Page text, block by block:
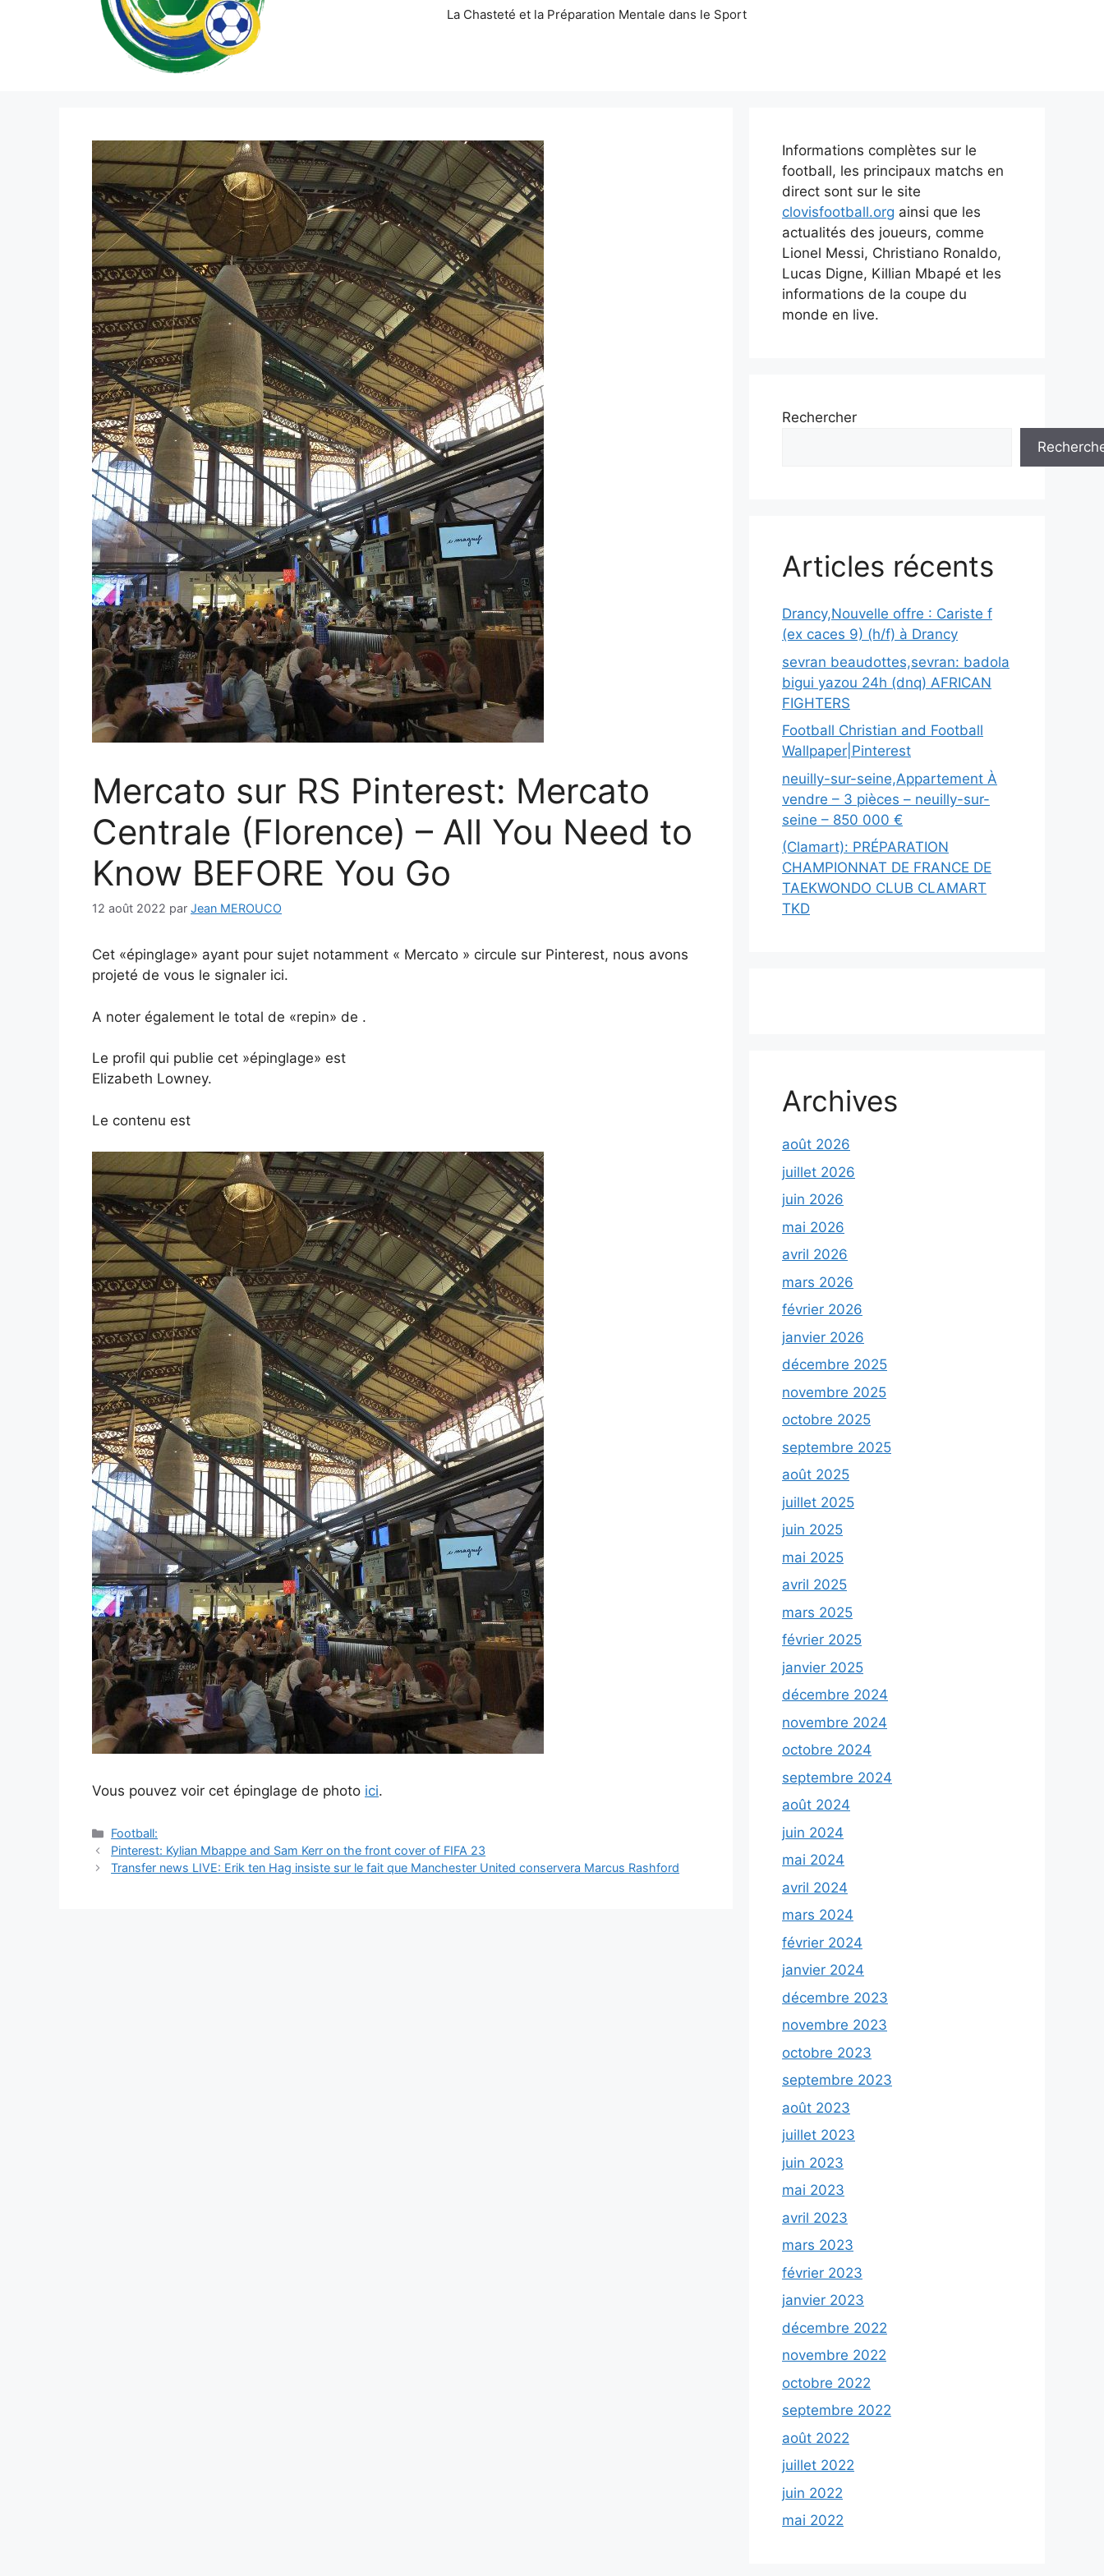
La Chasteté et la Préparation Mentale dans le Sport
Mercato sur RS Pinterest: Mercato
Centrale (Florence) – All You Need to
Know BEFORE You Go
12 août 2022 par Jean MEROUCO
Cet «épinglage» ayant pour sujet notamment « Mercato » circule sur Pinterest, nous avons
projeté de vous le signaler ici.
A noter également le total de «repin» de .
Le profil qui publie cet »épinglage» est
Elizabeth Lowney.
Le contenu est
Vous pouvez voir cet épinglage de photo ici.
Catégories
Football:
Navigation
des
Pinterest: Kylian Mbappe and Sam Kerr on the front cover of FIFA 23
Transfer news LIVE: Erik ten Hag insiste sur le fait que Manchester United conservera Marcus Rashford
Informations complètes sur le
football, les principaux matchs en
direct sont sur le site
clovisfootball.org ainsi que les
actualités des joueurs, comme
Lionel Messi, Christiano Ronaldo,
Lucas Digne, Killian Mbapé et les
informations de la coupe du
monde en live.
Rechercher
Articles récents
Drancy,Nouvelle offre : Cariste f
(ex caces 9) (h/f) à Drancy
sevran beaudottes,sevran: badola
bigui yazou 24h (dnq) AFRICAN
FIGHTERS
Football Christian and Football
Wallpaper|Pinterest
neuilly-sur-seine,Appartement À
vendre – 3 pièces – neuilly-sur-
seine – 850 000 €
(Clamart): PRÉPARATION
CHAMPIONNAT DE FRANCE DE
TAEKWONDO CLUB CLAMART
TKD
Archives
août 2026
juillet 2026
juin 2026
mai 2026
avril 2026
mars 2026
février 2026
janvier 2026
décembre 2025
novembre 2025
octobre 2025
septembre 2025
août 2025
juillet 2025
juin 2025
mai 2025
avril 2025
mars 2025
février 2025
janvier 2025
décembre 2024
novembre 2024
octobre 2024
septembre 2024
août 2024
juin 2024
mai 2024
avril 2024
mars 2024
février 2024
janvier 2024
décembre 2023
novembre 2023
octobre 2023
septembre 2023
août 2023
juillet 2023
juin 2023
mai 2023
avril 2023
mars 2023
février 2023
janvier 2023
décembre 2022
novembre 2022
octobre 2022
septembre 2022
août 2022
juillet 2022
juin 2022
mai 2022